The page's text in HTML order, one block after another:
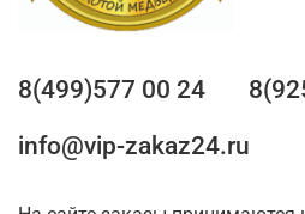
8(499)577 00 24
info@vip-zakaz24.ru